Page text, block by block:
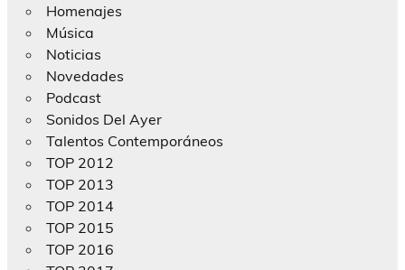
Homenajes
Música
Noticias
Novedades
Podcast
Sonidos Del Ayer
Talentos Contemporáneos
TOP 2012
TOP 2013
TOP 2014
TOP 2015
TOP 2016